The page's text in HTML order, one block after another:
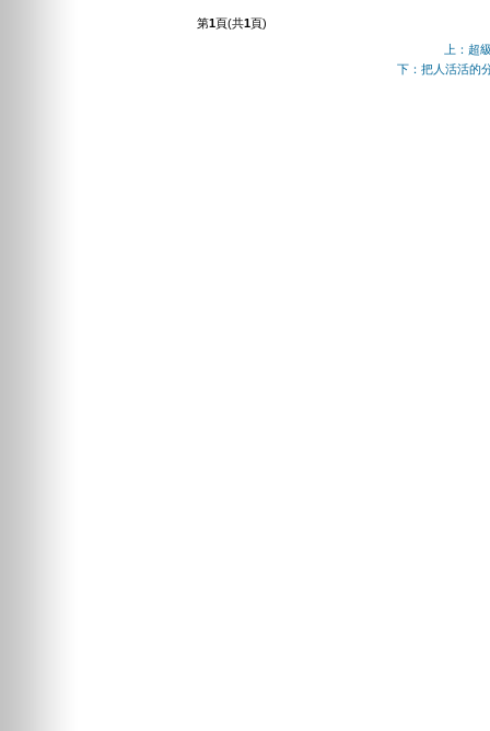
第1頁(共1頁)
上：超
下：把人活活的